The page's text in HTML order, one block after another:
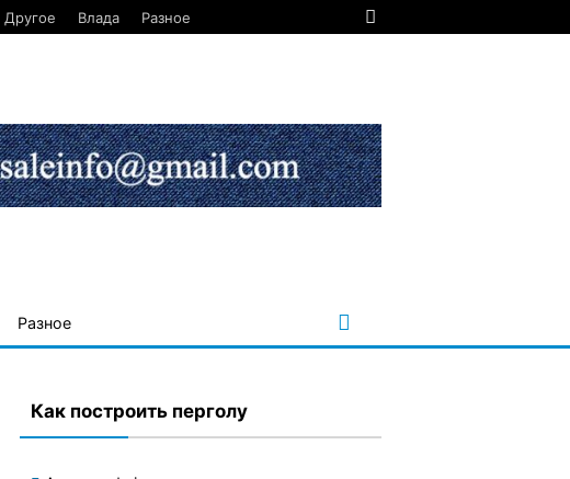
Другое Влада Разное
Разное
Как построить перголу